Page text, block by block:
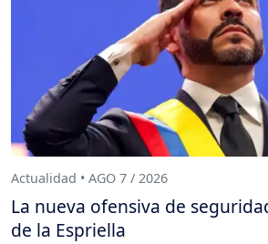
Actualidad • AGO 7 / 2026
La nueva ofensiva de
de la Espriella